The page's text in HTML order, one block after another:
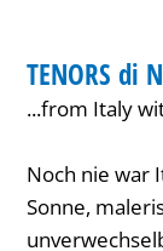
KATEGORIE:
TENORS di
...from Italy
Noch nie war
Sonne,